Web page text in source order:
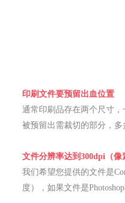
印刷文件要预留出血位置
通常印刷品存在两个尺寸
被预留出需裁切的部分，
文件分辨率达到300dpi（像
我们希望您提供的文件是
度），如果文件是